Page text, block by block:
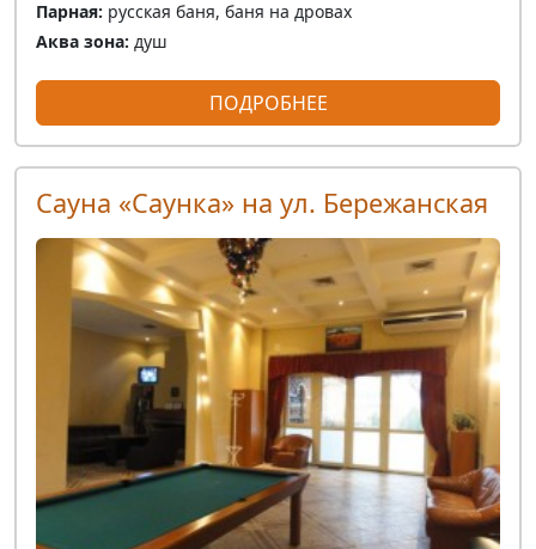
Парная: русская баня, баня на дровах
Аква зона: душ
ПОДРОБНЕЕ
Сауна «Саунка» на ул. Бережанская